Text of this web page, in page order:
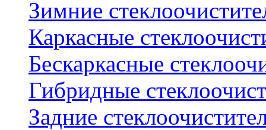
Зимние
Каркасные
Бескаркасные
Гибридные
Задние